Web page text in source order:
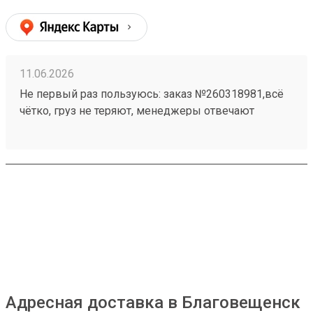
11.06.2026
Не первый раз пользуюсь: заказ №260318981,всё
чётко, груз не теряют, менеджеры отвечают
Адресная доставка в Благовещенск